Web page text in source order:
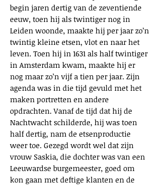
begin jaren dertig van de zeventiende
eeuw, toen hij als twintiger nog in
Leiden woonde, maakte hij per jaar zo’n
twintig kleine etsen, vlot en naar het
leven. Toen hij in 1631 als half twintiger
in Amsterdam kwam, maakte hij er
nog maar zo’n vijf a tien per jaar. Zijn
agenda was in die tijd gevuld met het
maken portretten en andere
opdrachten. Vanaf de tijd dat hij de
Nachtwacht schilderde, hij was toen
half dertig, nam de etsenproductie
weer toe. Gezegd wordt wel dat zijn
vrouw Saskia, die dochter was van een
Leeuwardse burgemeester, goed om
kon gaan met deftige klanten en de